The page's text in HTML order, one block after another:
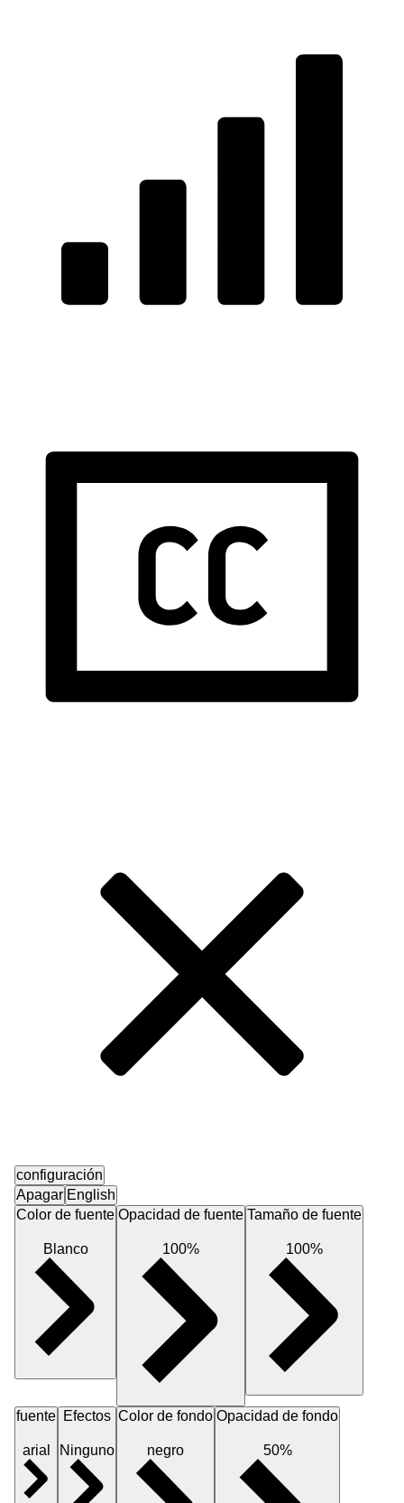
configuración
Apagar English
Color de fuente
Blanco
Opacidad de fuente
100%
Tamaño de fuente
100%
fuente
arial
Efectos
Ninguno
Color de fondo
negro
Opacidad de fondo
50%